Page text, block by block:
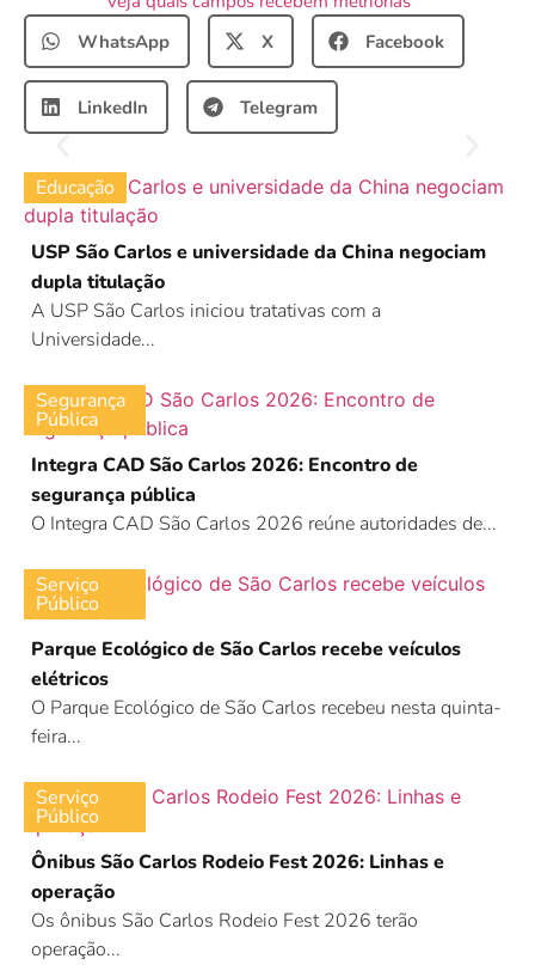
WhatsApp
X Facebook
LinkedIn Telegram
Educação
USP São Carlos e universidade da China negociam
dupla titulação
A USP São Carlos iniciou tratativas com a
Universidade...
Segurança
Pública
Integra CAD São Carlos 2026: Encontro de
segurança pública
O Integra CAD São Carlos 2026 reúne autoridades de...
Serviço
Público
Parque Ecológico de São Carlos recebe veículos
elétricos
O Parque Ecológico de São Carlos recebeu nesta quinta-
feira...
Serviço
Público
Ônibus São Carlos Rodeio Fest 2026: Linhas e
operação
Os ônibus São Carlos Rodeio Fest 2026 terão
operação...